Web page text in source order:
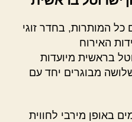
כל המותרות, בחדר זוגי
האירוח
בראשית מיועדות
שלושה מבוגרים יחד עם
באופן מירבי לחווית